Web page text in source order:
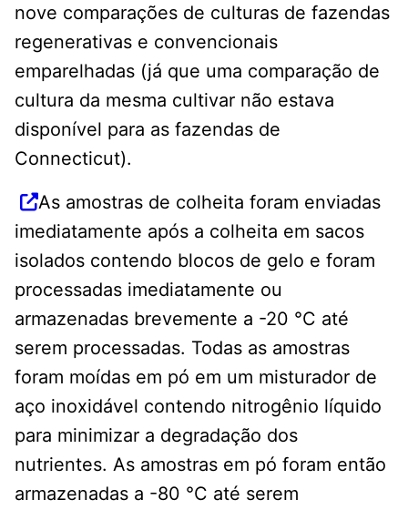
nove comparações de culturas de fazendas
regenerativas e convencionais
emparelhadas (já que uma comparação de
cultura da mesma cultivar não estava
disponível para as fazendas de
Connecticut).
As amostras de colheita foram enviadas
imediatamente após a colheita em sacos
isolados contendo blocos de gelo e foram
processadas imediatamente ou
armazenadas brevemente a -20 °C até
serem processadas. Todas as amostras
foram moídas em pó em um misturador de
aço inoxidável contendo nitrogênio líquido
para minimizar a degradação dos
nutrientes. As amostras em pó foram então
armazenadas a -80 °C até serem